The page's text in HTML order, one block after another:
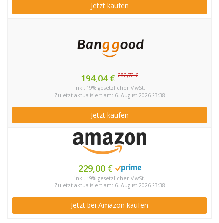
Jetzt kaufen
194,04 € 282,72 €
inkl. 19% gesetzlicher MwSt.
Zuletzt aktualisiert am: 6. August 2026 23:38
Jetzt kaufen
229,00 €
inkl. 19% gesetzlicher MwSt.
Zuletzt aktualisiert am: 6. August 2026 23:38
Jetzt bei Amazon kaufen